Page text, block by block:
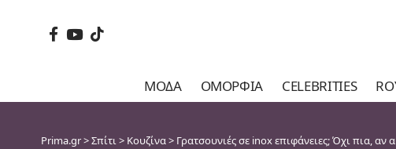
ΜΌΔΑ ΟΜΟΡΦΙΆ CELEBRITIES
Prima.gr>Σπίτι> Κουζίνα> Γρατσουνιές σε inox επιφάνειες; Όχι πια,